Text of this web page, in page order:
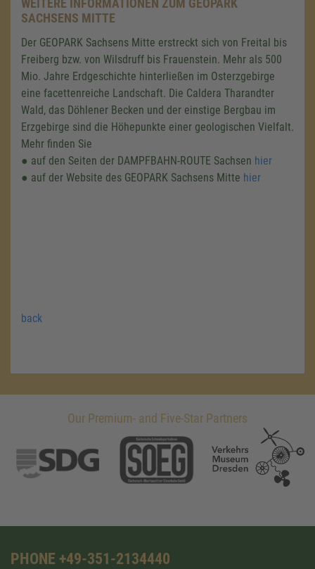
WEITERE INFORMATIONEN ZUM GEOPARK
SACHSENS MITTE
Der GEOPARK Sachsens Mitte erstreckt sich von Freital bis
Freiberg bzw. von Wilsdruff bis Frauenstein. Mehr als 500
Mio. Jahre Erdgeschichte hinterließen im Osterzgebirge
eine facettenreiche Landschaft. Die Caldera Tharandter
Wald, das Döhlener Becken und der einstige Bergbau im
Erzgebirge sind die Höhepunkte einer geologischen Vielfalt.
Mehr finden Sie
● auf den Seiten der DAMPFBAHN-ROUTE Sachsen hier
● auf der Website des GEOPARK Sachsens Mitte hier
back
Our Premium- and Five-Star Partners
PHONE +49-351-2134440